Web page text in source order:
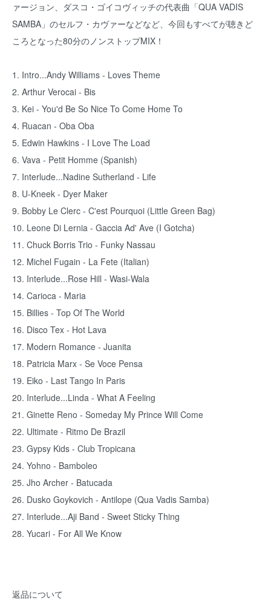
ァージョン、ダスコ・ゴイコヴィッチの代表曲「QUA VADIS
SAMBA」のセルフ・カヴァーなどなど、今回もすべてが聴きど
ころとなった80分のノンストップMIX！
1. Intro...Andy Williams - Loves Theme
2. Arthur Verocai - Bis
3. Kei - You'd Be So Nice To Come Home To
4. Ruacan - Oba Oba
5. Edwin Hawkins - I Love The Load
6. Vava - Petit Homme (Spanish)
7. Interlude...Nadine Sutherland - Life
8. U-Kneek - Dyer Maker
9. Bobby Le Clerc - C'est Pourquoi (Little Green Bag)
10. Leone Di Lernia - Gaccia Ad' Ave (I Gotcha)
11. Chuck Borris Trio - Funky Nassau
12. Michel Fugain - La Fete (Italian)
13. Interlude...Rose Hill - Wasi-Wala
14. Carioca - Maria
15. Billies - Top Of The World
16. Disco Tex - Hot Lava
17. Modern Romance - Juanita
18. Patricia Marx - Se Voce Pensa
19. Eiko - Last Tango In Paris
20. Interlude...Linda - What A Feeling
21. Ginette Reno - Someday My Prince Will Come
22. Ultimate - Ritmo De Brazil
23. Gypsy Kids - Club Tropicana
24. Yohno - Bamboleo
25. Jho Archer - Batucada
26. Dusko Goykovich - Antilope (Qua Vadis Samba)
27. Interlude...Aji Band - Sweet Sticky Thing
28. Yucari - For All We Know
返品について